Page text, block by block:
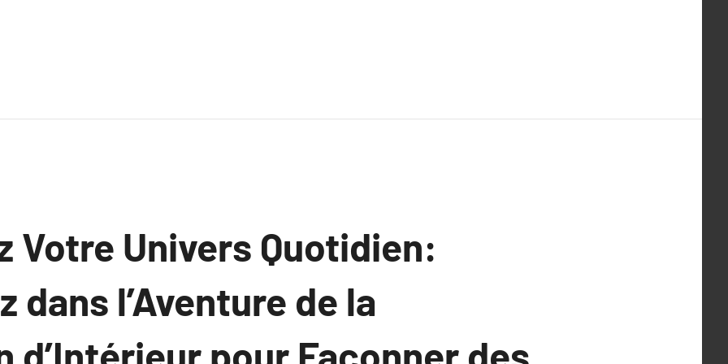
Votre Univers Quotidien:
dans l’Aventure de la